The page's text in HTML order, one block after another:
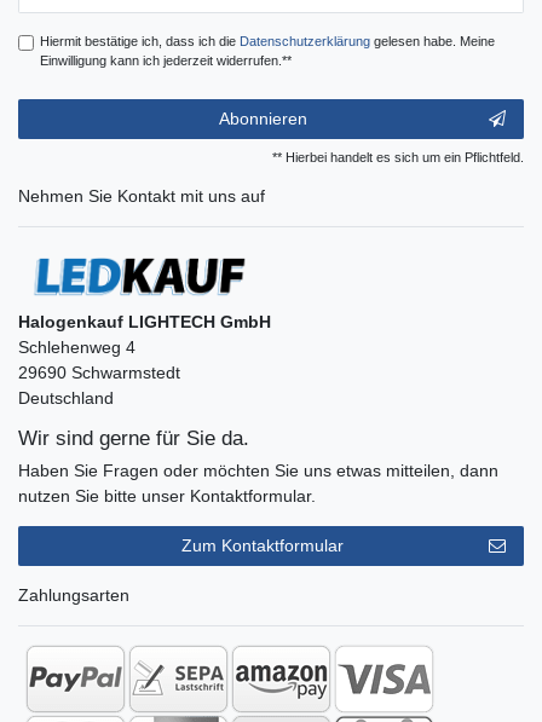
Hiermit bestätige ich, dass ich die Daten­schutz­erklärunggelesen habe. Meine
Einwilligung kann ich jederzeit widerrufen.**
Abonnieren
** Hierbei handelt es sich um ein Pflichtfeld.
Nehmen Sie Kontakt mit uns auf
Halogenkauf LIGHTECH GmbH
Schlehenweg 4
29690 Schwarmstedt
Deutschland
Wir sind gerne für Sie da.
Haben Sie Fragen oder möchten Sie uns etwas mitteilen, dann
nutzen Sie bitte unser Kontaktformular.
Zum Kontaktformular
Zahlungsarten